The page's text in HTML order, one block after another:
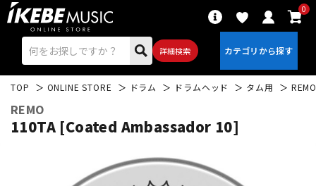
詳細検索
0
エレキギター アコギ/エレアコ
TOP ONLINE STORE ドラム ドラムヘッド タム用
REMO
110TA [Coated Ambassador 10]